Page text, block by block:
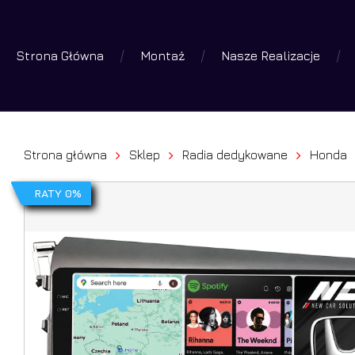
mainStrona Główna Montaż Nasze Realizacje
Strona główna Sklep Radia dedykowane Honda
RATY 0%